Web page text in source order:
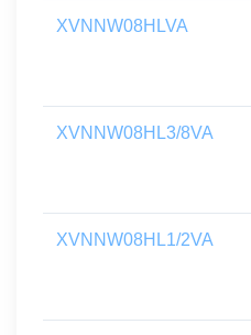
XVNNW08HLVA
XVNNW08HL3/8VA
XVNNW08HL1/2VA